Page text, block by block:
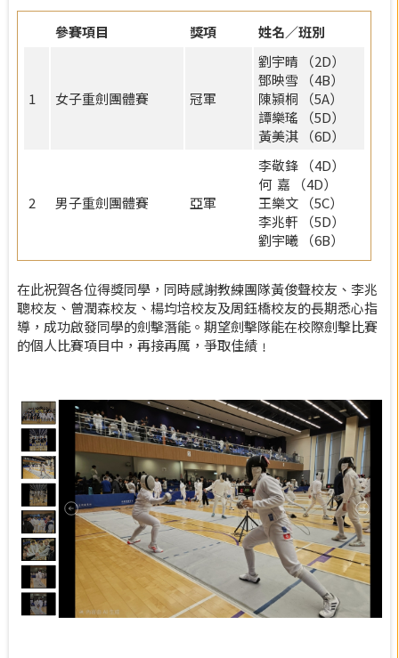
參賽項目 獎項 姓名／班別
1 女子重劍團體賽 冠軍
劉宇晴 （2D）
鄧映雪 （4B）
陳潁桐 （5A）
譚樂瑤 （5D）
黃美淇 （6D）
2 男子重劍團體賽 亞軍
李敬鋒 （4D）
何 嘉 （4D）
王樂文 （5C）
李兆軒 （5D）
劉宇曦 （6B）
在此祝賀各位得獎同學，同時感謝教練團隊黃俊聲校友、李兆
聰校友、曾潤森校友、楊均培校友及周鈺橋校友的長期悉心指
導，成功啟發同學的劍擊潛能。期望劍擊隊能在校際劍擊比賽
的個人比賽項目中，再接再厲，爭取佳績﹗